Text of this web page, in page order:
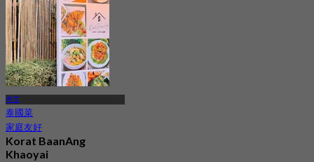
考艾
泰國菜
家庭友好
Korat BaanAng
Khaoyai